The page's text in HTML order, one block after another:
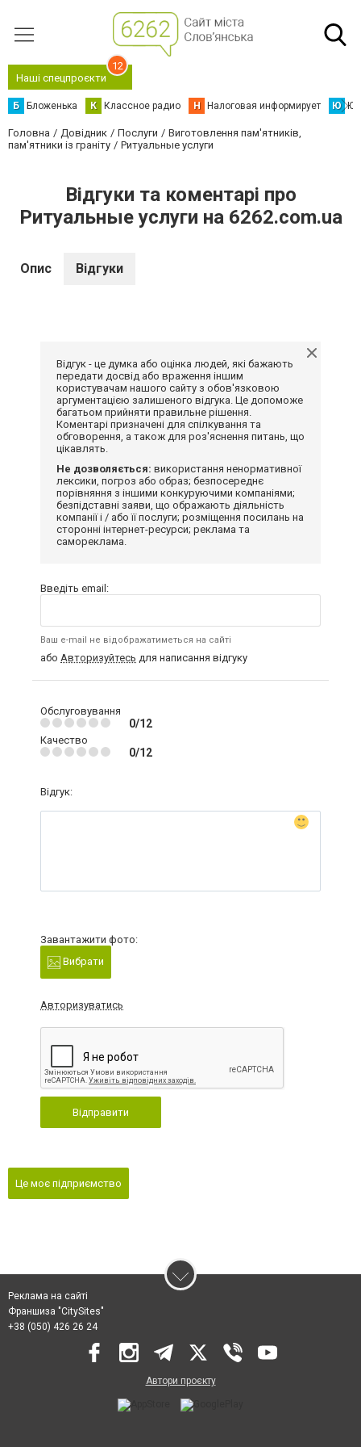
Наші спецпроєкти
12
Б Бложенька К Классное радио Н Налоговая информирует Ю
Головна Довідник Послуги
Виготовлення пам'ятників,
пам'ятники із граніту
Ритуальные услуги
Відгуки та коментарі про
Ритуальные услуги на 6262.com.ua
Опис Відгуки
Відгук - це думка або оцінка людей, які бажають
передати досвід або враження іншим
користувачам нашого сайту з обов'язковою
аргументацією залишеного відгука. Це допоможе
багатьом прийняти правильне рішення.
Коментарі призначені для спілкування та
обговорення, а також для роз'яснення питань, що
цікавлять.
Не дозволяється: використання ненормативної
лексики, погроз або образ; безпосереднє
порівняння з іншими конкуруючими компаніями;
безпідставні заяви, що ображають діяльність
компанії і / або її послуги; розміщення посилань на
сторонні інтернет-ресурси; реклама та
самореклама.
Введіть email:
Ваш e-mail не відображатиметься на сайті
або Авторизуйтесь для написання відгуку
Обслуговування
0/12
Качество
0/12
Відгук:
Завантажити фото:
Вибрати
Авторизуватись
Відправити
Це моє підприємство
Реклама на сайті
Франшиза "CitySites"
+38 (050) 426 26 24
Автори проєкту